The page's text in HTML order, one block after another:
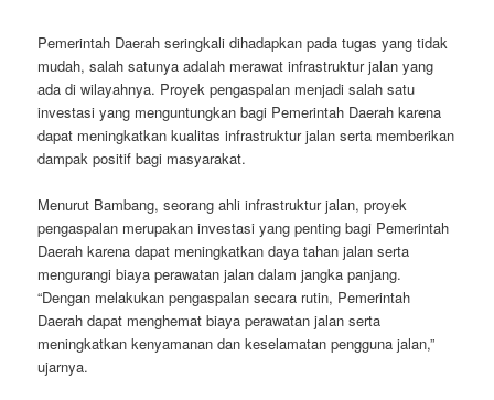
Pemerintah Daerah seringkali dihadapkan pada tugas yang tidak
mudah, salah satunya adalah merawat infrastruktur jalan yang
ada di wilayahnya. Proyek pengaspalan menjadi salah satu
investasi yang menguntungkan bagi Pemerintah Daerah karena
dapat meningkatkan kualitas infrastruktur jalan serta memberikan
dampak positif bagi masyarakat.
Menurut Bambang, seorang ahli infrastruktur jalan, proyek
pengaspalan merupakan investasi yang penting bagi Pemerintah
Daerah karena dapat meningkatkan daya tahan jalan serta
mengurangi biaya perawatan jalan dalam jangka panjang.
“Dengan melakukan pengaspalan secara rutin, Pemerintah
Daerah dapat menghemat biaya perawatan jalan serta
meningkatkan kenyamanan dan keselamatan pengguna jalan,”
ujarnya.